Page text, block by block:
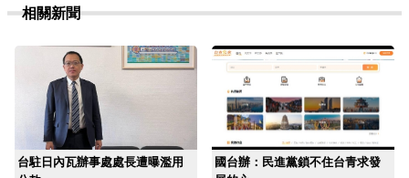
相關新聞
台駐日內瓦辦事處處長遭曝濫用
國台辦：民進黨鎖不住台青求發